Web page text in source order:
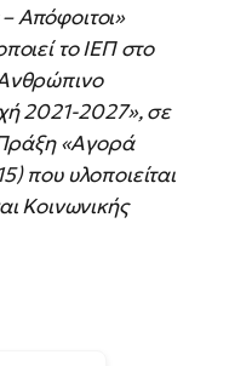
Απόφοιτοι»
το ΙΕΠ στο
2021-2027», σε
Πράξη «Αγορά
που υλοποιείται
Κοινωνικής